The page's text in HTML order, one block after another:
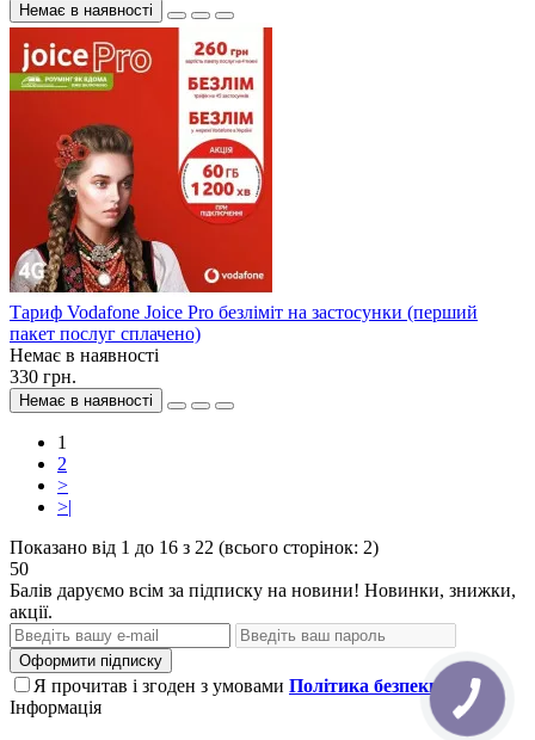
Немає в наявності
Тариф Vodafone Joice Pro безліміт на застосунки (перший
пакет послуг сплачено)
Немає в наявності
330 грн.
Немає в наявності
1
2
>
>|
Показано від 1 до 16 з 22 (всього сторінок: 2)
50
Балів даруємо всім за підписку на новини! Новинки, знижки,
акції.
Оформити підписку
Я прочитав і згоден з умовами Політика безпеки
Інформація